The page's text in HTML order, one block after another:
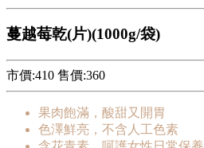
蔓越莓乾(片)(1000g/袋)
市價:410 售價:360
果肉飽滿，酸甜又開胃
色澤鮮亮，不含人工色素